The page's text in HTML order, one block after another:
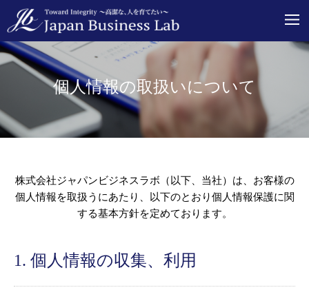
個人情報の取扱いについて
株式会社ジャパンビジネスラボ（以下、当社）は、お客様の
個人情報を取扱うにあたり、以下のとおり個人情報保護に関
する基本方針を定めております。
1. 個人情報の収集、利用